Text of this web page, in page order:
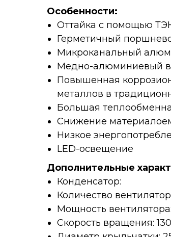
Особенности:
Оттайка с помощью ТЭН
Герметичный
Микроканальный
Медно-алюминиевый
Повышенная
металлов в
Большая
Снижение
Низкое
LED-освещение
Дополнительные
Конденсатор:
Количество
Мощность
Скорость вращения: